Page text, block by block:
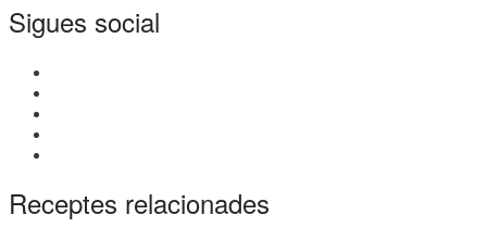
Sigues social
Receptes relacionades